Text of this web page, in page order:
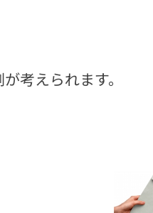
考えられます。